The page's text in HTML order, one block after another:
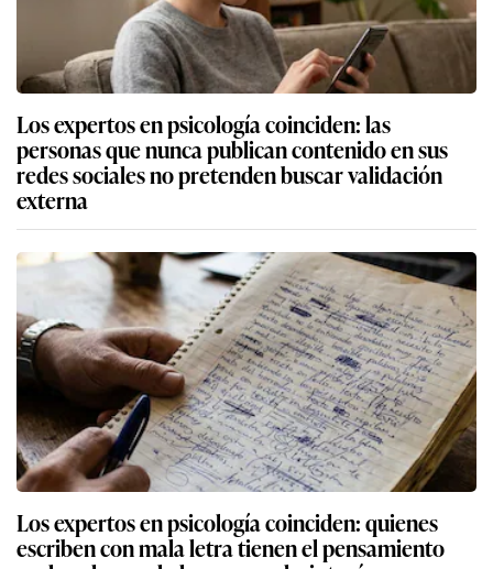
Los expertos en psicología coinciden: las
personas que nunca publican contenido en sus
redes sociales no pretenden buscar validación
externa
Los expertos en psicología coinciden: quienes
escriben con mala letra tienen el pensamiento